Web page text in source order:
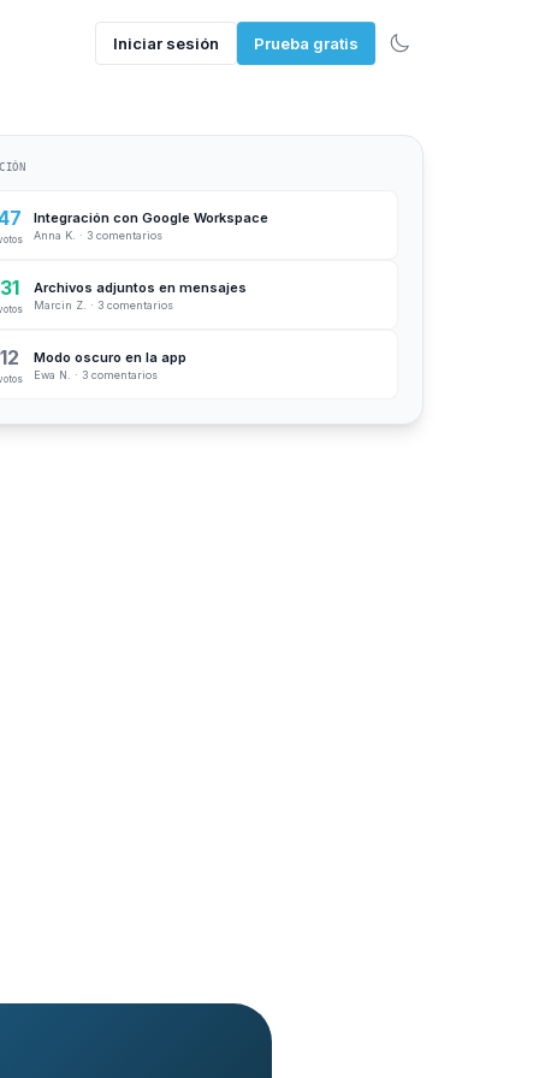
Iniciar sesión Prueba gratis
Integración con Google Workspace
Anna K. · 3 comentarios
31 Archivos adjuntos en mensajes
Marcin Z. · 3 comentarios
12 Modo oscuro en la app
Ewa N. · 3 comentarios